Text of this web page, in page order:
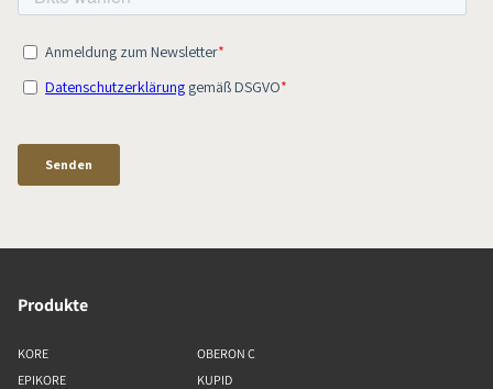
Produkte
KORE
EPIKORE
OBERON C
KUPID